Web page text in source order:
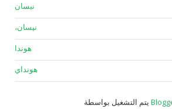
نيسان
نيسان،
هوندا
هونداي